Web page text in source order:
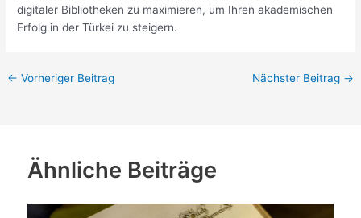
digitaler Bibliotheken zu maximieren, um Ihren akademischen
Erfolg in der Türkei zu steigern.
← Vorheriger Beitrag Nächster Beitrag →
Ähnliche Beiträge